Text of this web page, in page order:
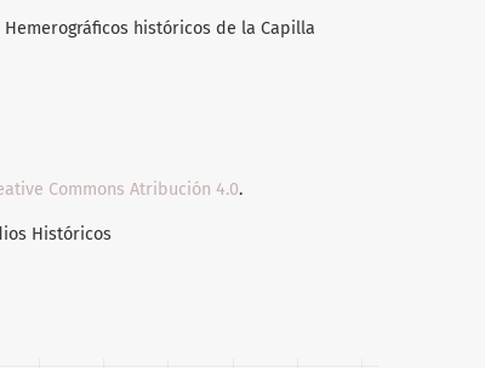
históricos de la Capilla
Commons Atribución 4.0.
Históricos